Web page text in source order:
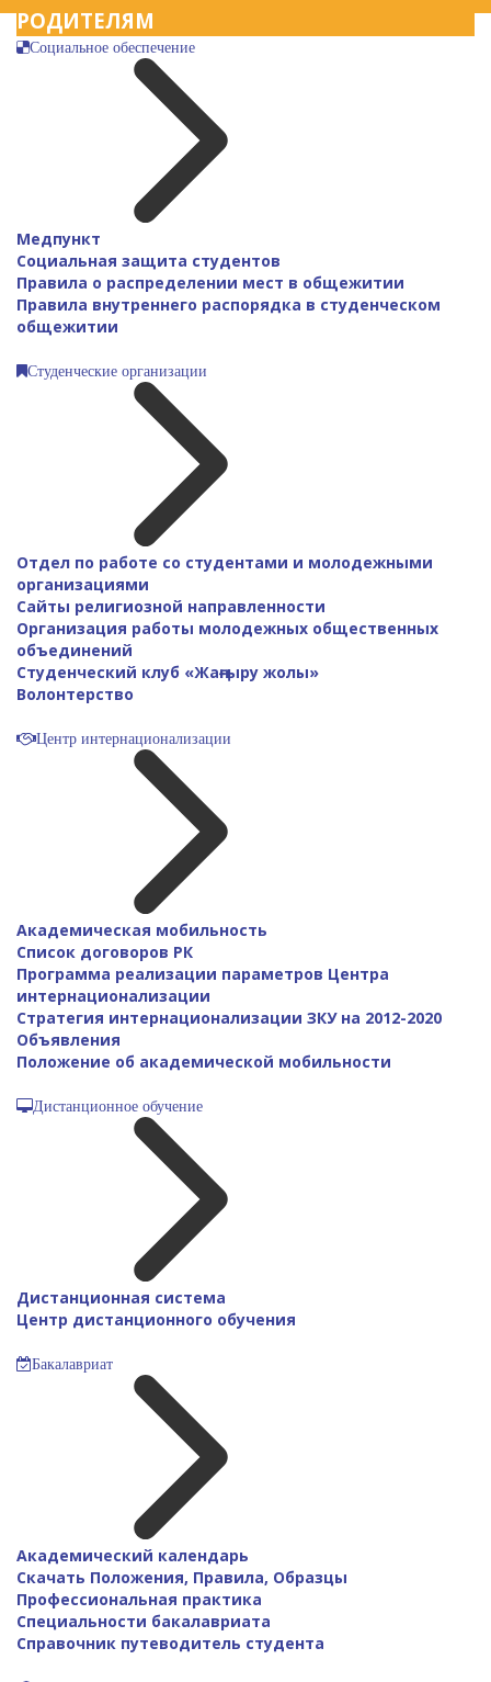
РОДИТЕЛЯМ
Социальное обеспечение
Медпункт
Социальная защита студентов
Правила о распределении мест в общежитии
Правила внутреннего распорядка в студенческом
общежитии
Студенческие организации
Отдел по работе со студентами и молодежными
организациями
Сайты религиозной направленности
Организация работы молодежных общественных
объединений
Студенческий клуб «Жаңғыру жолы»
Волонтерство
Центр интернационализации
Академическая мобильность
Список договоров РК
Программа реализации параметров Центра
интернационализации
Стратегия интернационализации ЗКУ на 2012-2020
Объявления
Положение об академической мобильности
Дистанционное обучение
Дистанционная система
Центр дистанционного обучения
Бакалавриат
Академический календарь
Скачать Положения, Правила, Образцы
Профессиональная практика
Специальности бакалавриата
Справочник путеводитель студента